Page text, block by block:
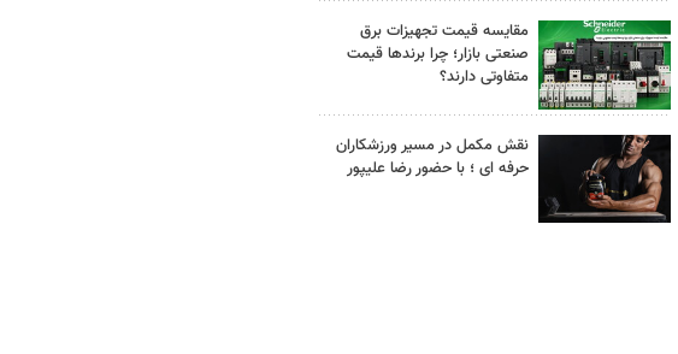
مقایسه قیمت تجهیزات برق
صنعتی بازار؛ چرا برندها قیمت
متفاوتی دارند؟
نقش مکمل در مسیر ورزشکاران
حرفه ای ؛ با حضور رضا علیپور